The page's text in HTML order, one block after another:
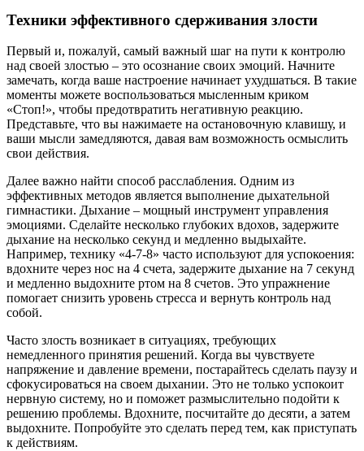
Техники эффективного сдерживания злости
Первый и, пожалуй, самый важный шаг на пути к контролю
над своей злостью – это осознание своих эмоций. Начните
замечать, когда ваше настроение начинает ухудшаться. В такие
моменты можете воспользоваться мысленным криком
«Стоп!», чтобы предотвратить негативную реакцию.
Представьте, что вы нажимаете на остановочную клавишу, и
ваши мысли замедляются, давая вам возможность осмыслить
свои действия.
Далее важно найти способ расслабления. Одним из
эффективных методов является выполнение дыхательной
гимнастики. Дыхание – мощный инструмент управления
эмоциями. Сделайте несколько глубоких вдохов, задержите
дыхание на несколько секунд и медленно выдыхайте.
Например, технику «4-7-8» часто используют для успокоения:
вдохните через нос на 4 счета, задержите дыхание на 7 секунд
и медленно выдохните ртом на 8 счетов. Это упражнение
помогает снизить уровень стресса и вернуть контроль над
собой.
Часто злость возникает в ситуациях, требующих
немедленного принятия решений. Когда вы чувствуете
напряжение и давление времени, постарайтесь сделать паузу и
сфокусироваться на своем дыхании. Это не только успокоит
нервную систему, но и поможет размыслительно подойти к
решению проблемы. Вдохните, посчитайте до десяти, а затем
выдохните. Попробуйте это сделать перед тем, как приступать
к действиям.